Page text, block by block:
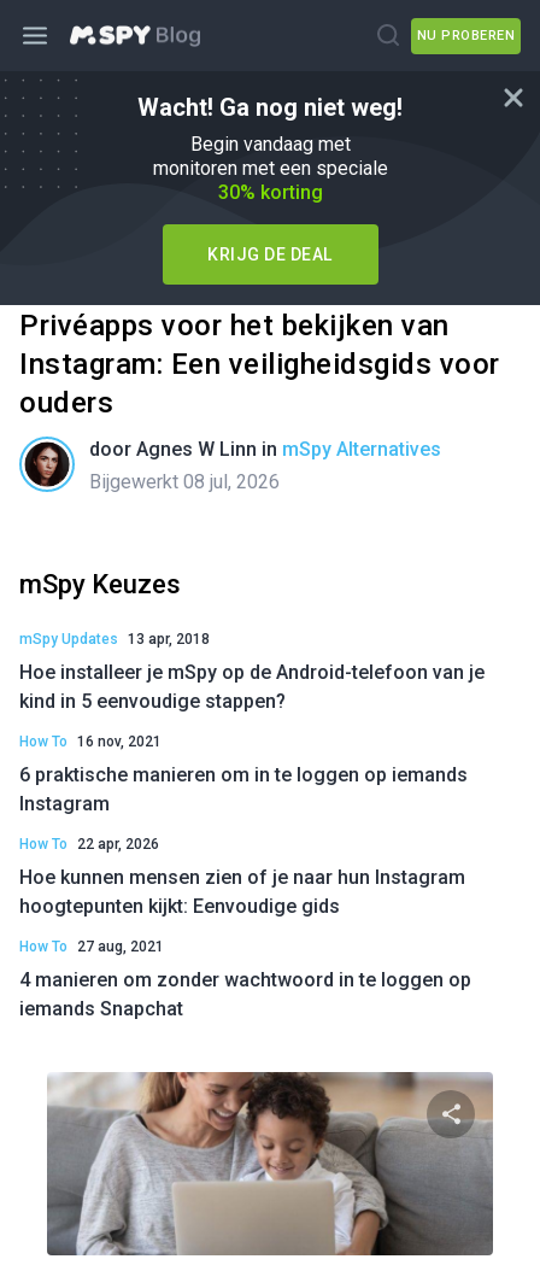
NU PROBEREN
Wacht! Ga nog niet weg!
Begin vandaag met
monitoren met een speciale
30% korting
KRIJG DE DEAL
Privéapps voor het bekijken van
Instagram: Een veiligheidsgids voor
ouders
door Agnes W Linn in mSpy Alternatives
Bijgewerkt 08 jul, 2026
mSpy Keuzes
mSpy Updates 13 apr, 2018
Hoe installeer je mSpy op de Android-telefoon van je
kind in 5 eenvoudige stappen?
How To 16 nov, 2021
6 praktische manieren om in te loggen op iemands
Instagram
How To 22 apr, 2026
Hoe kunnen mensen zien of je naar hun Instagram
hoogtepunten kijkt: Eenvoudige gids
How To 27 aug, 2021
4 manieren om zonder wachtwoord in te loggen op
iemands Snapchat